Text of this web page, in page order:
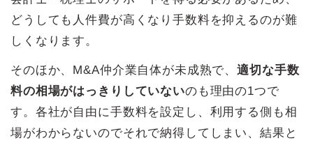
どうしても人件費が高くなり手数料を抑えるのが難
しくなります。
そのほか、M&A仲介業自体が未成熟で、適切な手数
料の相場がはっきりしていないのも理由の1つで
す。各社が自由に手数料を設定し、利用する側も相
場がわからないのでそれで納得してしまい、結果と